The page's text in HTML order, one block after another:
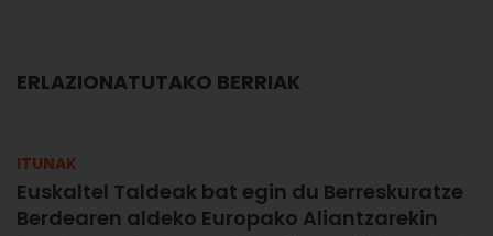
ERLAZIONATUTAKO BERRIAK
ITUNAK
Euskaltel Taldeak bat egin du Berreskuratze
Berdearen aldeko Europako Aliantzarekin